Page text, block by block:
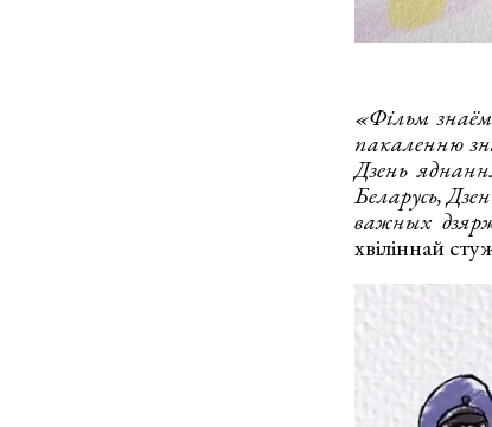
«Фільм
пакаленню
Дзень
Беларусь,
важных
хвіліннай